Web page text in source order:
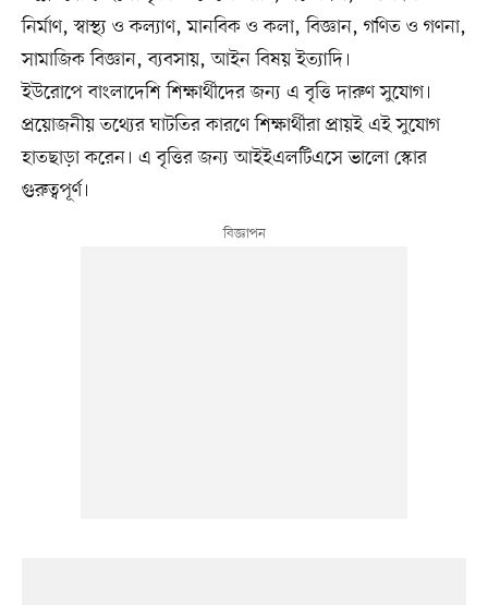
নির্মাণ, স্বাস্থ্য ও কল্যাণ, মানবিক ও কলা, বিজ্ঞান, গণিত ও গণনা,
সামাজিক বিজ্ঞান, ব্যবসায়, আইন বিষয় ইত্যাদি।
ইউরোপে বাংলাদেশি শিক্ষার্থীদের জন্য এ বৃত্তি দারুণ সুযোগ।
প্রয়োজনীয় তথ্যের ঘাটতির কারণে শিক্ষার্থীরা প্রায়ই এই সুযোগ
হাতছাড়া করেন। এ বৃত্তির জন্য আইইএলটিএসে ভালো স্কোর
গুরুত্বপূর্ণ।